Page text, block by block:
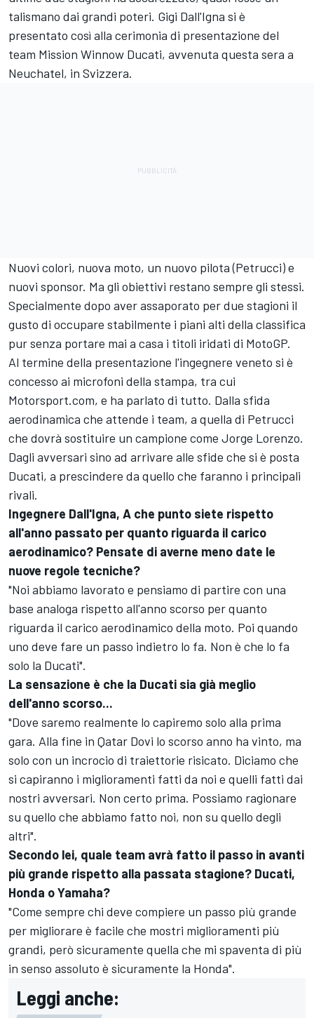
talismano dai grandi poteri. Gigi Dall'Igna si è
presentato così alla cerimonia di presentazione del
team Mission Winnow Ducati, avvenuta questa sera a
Neuchatel, in Svizzera.
Nuovi colori, nuova moto, un nuovo pilota (Petrucci) e
nuovi sponsor. Ma gli obiettivi restano sempre gli stessi.
Specialmente dopo aver assaporato per due stagioni il
gusto di occupare stabilmente i piani alti della classifica
pur senza portare mai a casa i titoli iridati di MotoGP.
Al termine della presentazione l'ingegnere veneto si è
concesso ai microfoni della stampa, tra cui
Motorsport.com, e ha parlato di tutto. Dalla sfida
aerodinamica che attende i team, a quella di Petrucci
che dovrà sostituire un campione come Jorge Lorenzo.
Dagli avversari sino ad arrivare alle sfide che si è posta
Ducati, a prescindere da quello che faranno i principali
rivali.
Ingegnere Dall'Igna, A che punto siete rispetto
all'anno passato per quanto riguarda il carico
aerodinamico? Pensate di averne meno date le
nuove regole tecniche?
"Noi abbiamo lavorato e pensiamo di partire con una
base analoga rispetto all'anno scorso per quanto
riguarda il carico aerodinamico della moto. Poi quando
uno deve fare un passo indietro lo fa. Non è che lo fa
solo la Ducati".
La sensazione è che la Ducati sia già meglio
dell'anno scorso...
"Dove saremo realmente lo capiremo solo alla prima
gara. Alla fine in Qatar Dovi lo scorso anno ha vinto, ma
solo con un incrocio di traiettorie risicato. Diciamo che
si capiranno i miglioramenti fatti da noi e quelli fatti dai
nostri avversari. Non certo prima. Possiamo ragionare
su quello che abbiamo fatto noi, non su quello degli
altri".
Secondo lei, quale team avrà fatto il passo in avanti
più grande rispetto alla passata stagione? Ducati,
Honda o Yamaha?
"Come sempre chi deve compiere un passo più grande
per migliorare è facile che mostri miglioramenti più
grandi, però sicuramente quella che mi spaventa di più
in senso assoluto è sicuramente la Honda".
Leggi anche: